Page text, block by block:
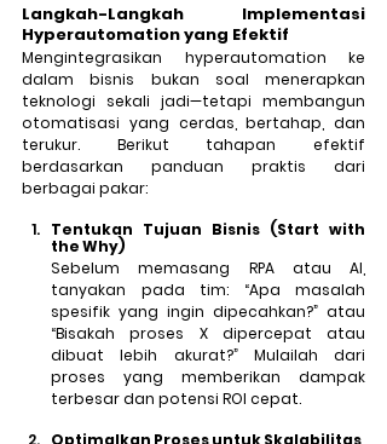
Langkah-Langkah Implementasi
Hyperautomation yang Efektif
Mengintegrasikan hyperautomation ke
dalam bisnis bukan soal menerapkan
teknologi sekali jadi—tetapi membangun
otomatisasi yang cerdas, bertahap, dan
terukur. Berikut tahapan efektif
berdasarkan panduan praktis dari
berbagai pakar:
Tentukan Tujuan Bisnis (Start with
the Why)
Sebelum memasang RPA atau AI,
tanyakan pada tim: “Apa masalah
spesifik yang ingin dipecahkan?” atau
“Bisakah proses X dipercepat atau
dibuat lebih akurat?” Mulailah dari
proses yang memberikan dampak
terbesar dan potensi ROI cepat.
Optimalkan Proses untuk Skalabilitas